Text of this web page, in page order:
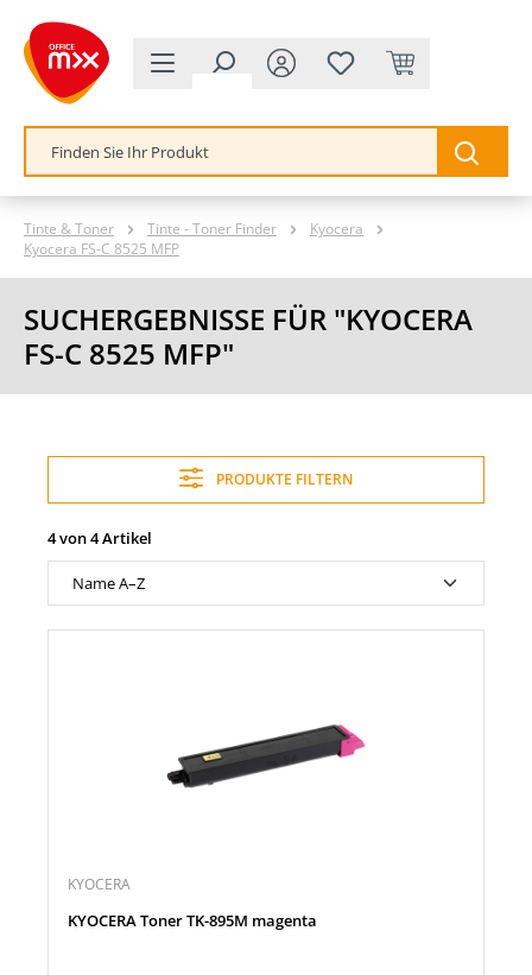
springen
Tinte & Toner Tinte - Toner Finder
Kyocera
Kyocera FS-C 8525 MFP
SUCHERGEBNISSE FÜR "KYOCERA
FS-C 8525 MFP"
PRODUKTE FILTERN
4 von 4 Artikel
KYOCERA
KYOCERA Toner TK-895M magenta